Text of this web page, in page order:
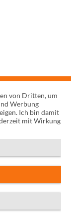
von Dritten, um
Werbung
Ich bin damit
mit Wirkung